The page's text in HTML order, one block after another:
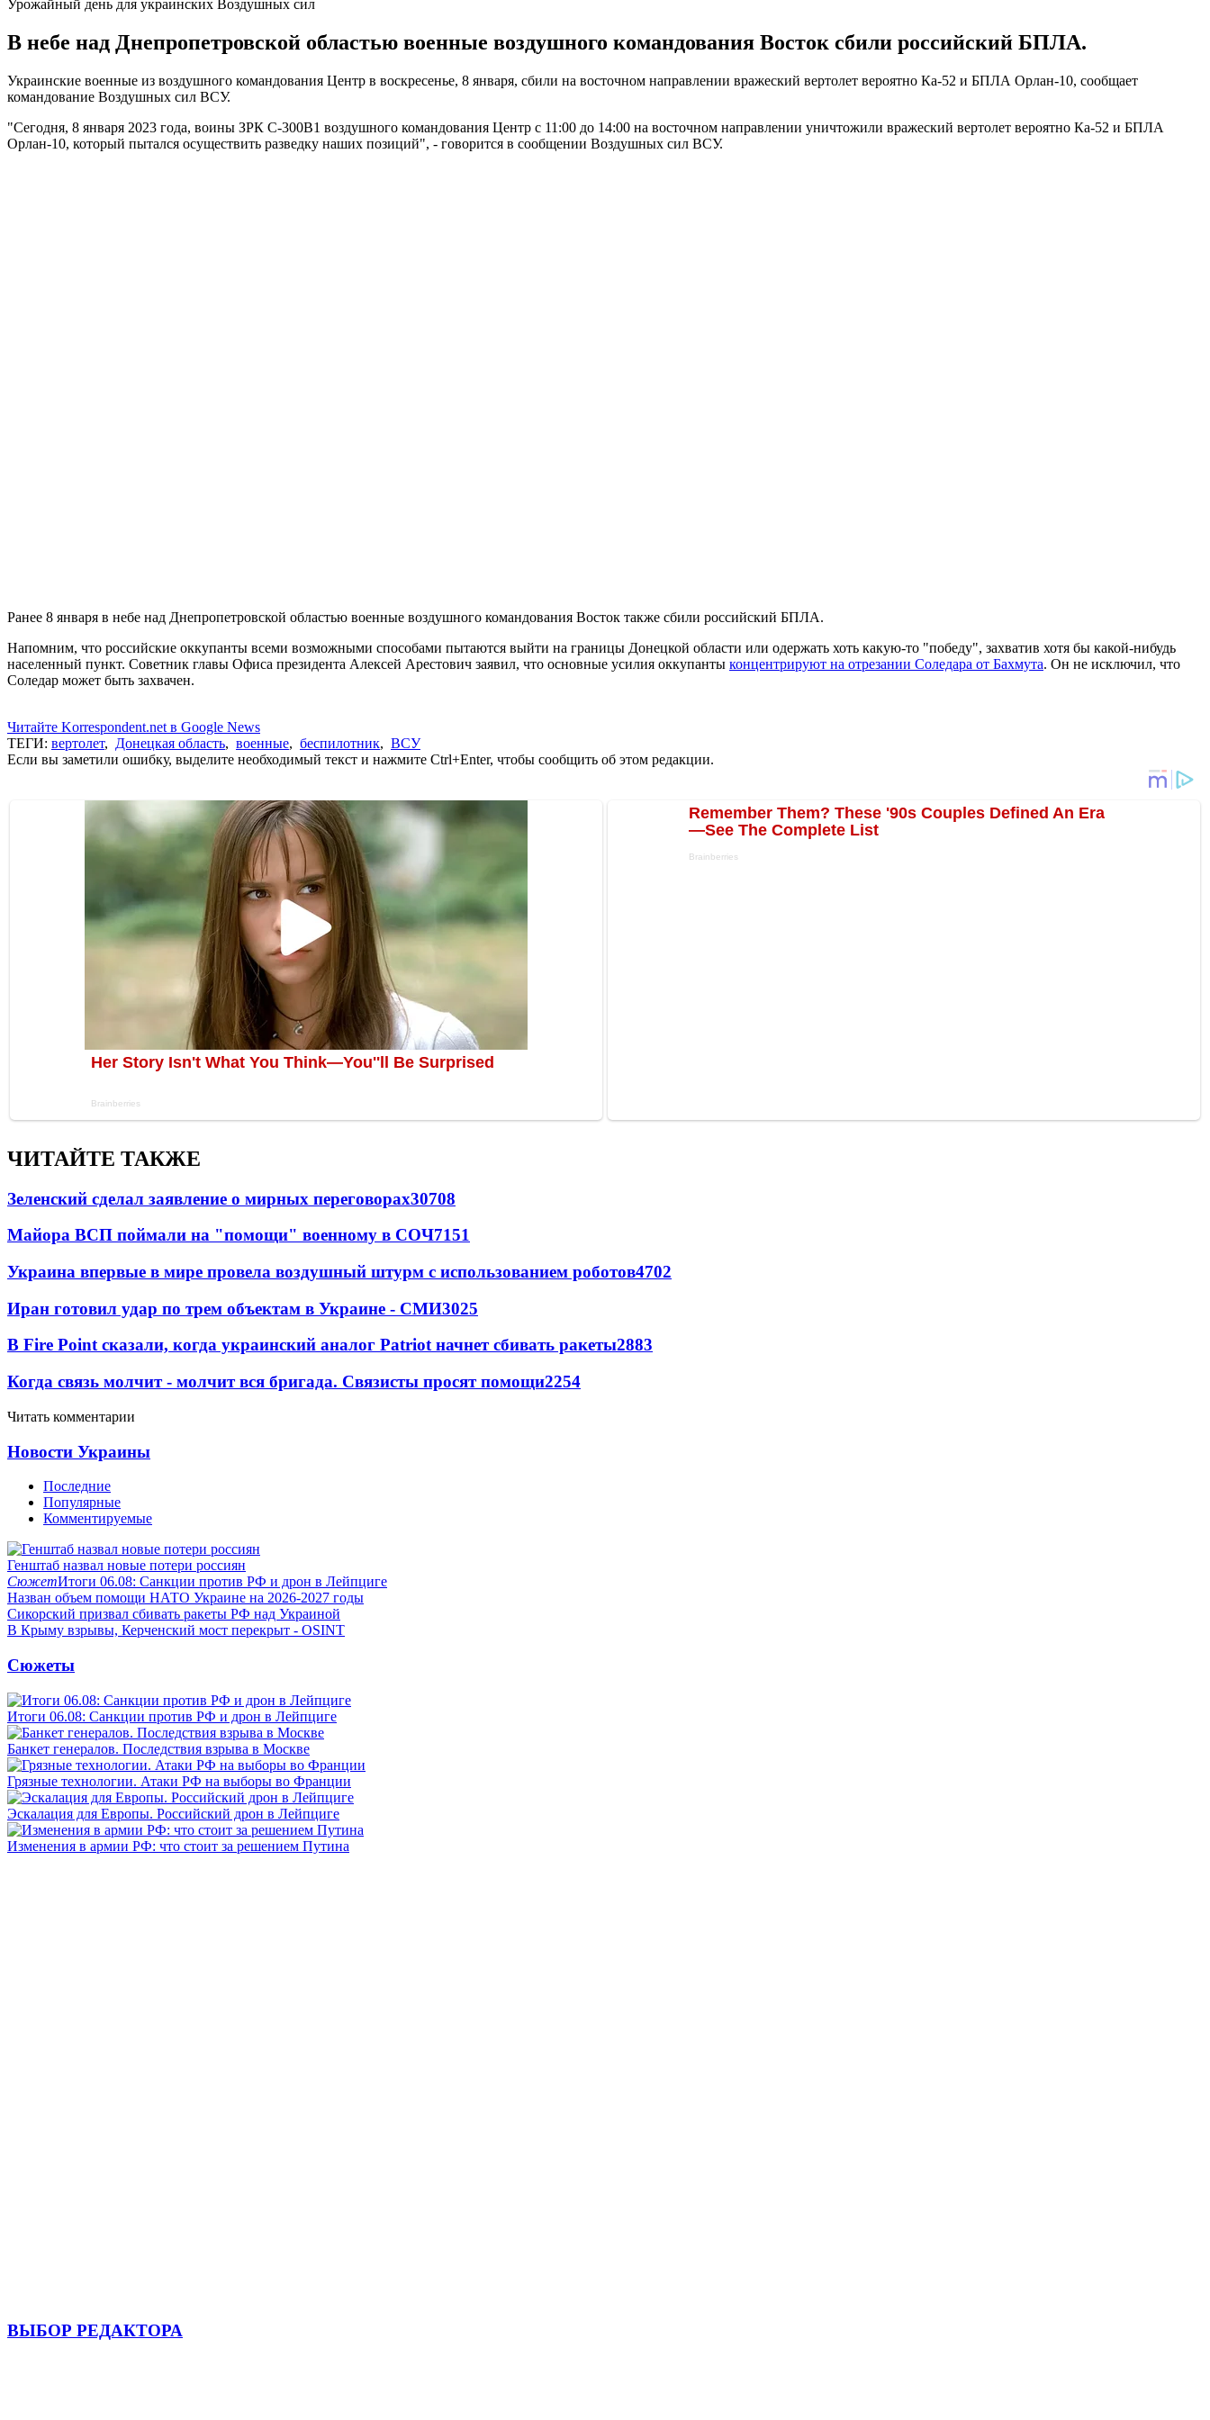
Урожайный день для украинских Воздушных сил
В небе над Днепропетровской областью военные воздушного командования Восток сбили российский БПЛА.
Украинские военные из воздушного командования Центр в воскресенье, 8 января, сбили на восточном направлении вражеский вертолет вероятно Ка-52 и БПЛА Орлан-10, сообщает
командование Воздушных сил ВСУ.
"Сегодня, 8 января 2023 года, воины ЗРК С-300В1 воздушного командования Центр с 11:00 до 14:00 на восточном направлении уничтожили вражеский вертолет вероятно Ка-52 и БПЛА
Орлан-10, который пытался осуществить разведку наших позиций", - говорится в сообщении Воздушных сил ВСУ.
Ранее 8 января в небе над Днепропетровской областью военные воздушного командования Восток также сбили российский БПЛА.
Напомним, что российские оккупанты всеми возможными способами пытаются выйти на границы Донецкой области или одержать хоть какую-то "победу", захватив хотя бы какой-нибудь
населенный пункт. Советник главы Офиса президента Алексей Арестович заявил, что основные усилия оккупанты концентрируют на отрезании Соледара от Бахмута. Он не исключил, что
Соледар может быть захвачен.
Читайте Korrespondent.net в Google News
ТЕГИ: вертолет, Донецкая область, военные, беспилотник, ВСУ
Если вы заметили ошибку, выделите необходимый текст и нажмите Ctrl+Enter, чтобы сообщить об этом редакции.
ЧИТАЙТЕ ТАКЖЕ
Зеленский сделал заявление о мирных переговорах30708
Майора ВСП поймали на "помощи" военному в СОЧ7151
Украина впервые в мире провела воздушный штурм с использованием роботов4702
Иран готовил удар по трем объектам в Украине - СМИ3025
В Fire Point сказали, когда украинский аналог Patriot начнет сбивать ракеты2883
Когда связь молчит - молчит вся бригада. Связисты просят помощи2254
Читать комментарии
Новости Украины
Последние
Популярные
Комментируемые
Генштаб назвал новые потери россиян
СюжетИтоги 06.08: Санкции против РФ и дрон в Лейпциге
Назван объем помощи НАТО Украине на 2026-2027 годы
Сикорский призвал сбивать ракеты РФ над Украиной
В Крыму взрывы, Керченский мост перекрыт - OSINT
Сюжеты
Итоги 06.08: Санкции против РФ и дрон в Лейпциге
Банкет генералов. Последствия взрыва в Москве
Грязные технологии. Атаки РФ на выборы во Франции
Эскалация для Европы. Российский дрон в Лейпциге
Изменения в армии РФ: что стоит за решением Путина
ВЫБОР РЕДАКТОРА